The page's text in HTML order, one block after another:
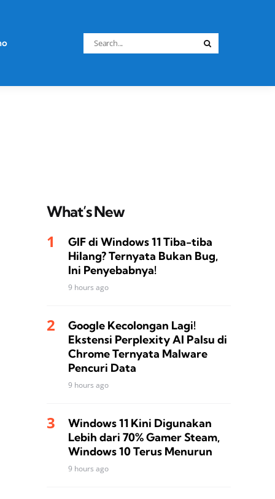
Search
for:
What’s New
GIF di Windows 11 Tiba-tiba
Hilang? Ternyata Bukan Bug,
Ini Penyebabnya!
9 hours ago
Google Kecolongan Lagi!
Ekstensi Perplexity AI Palsu di
Chrome Ternyata Malware
Pencuri Data
9 hours ago
Windows 11 Kini Digunakan
Lebih dari 70% Gamer Steam,
Windows 10 Terus Menurun
9 hours ago